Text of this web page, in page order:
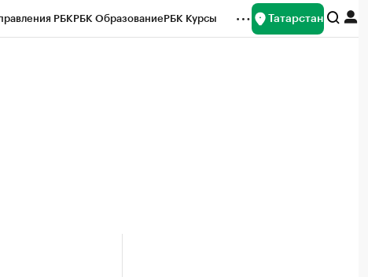
РБКРБК ОбразованиеРБК Курсы Татарстан